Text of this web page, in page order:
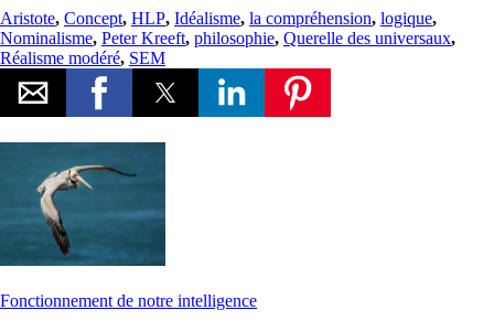
Aristote, Concept, HLP, Idéalisme, la compréhension, logique,
Nominalisme, Peter Kreeft, philosophie, Querelle des universaux,
Réalisme modéré, SEM
Fonctionnement de notre intelligence